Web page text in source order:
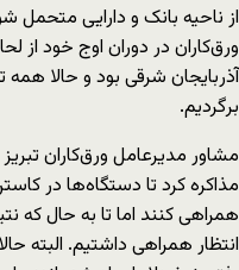
از ناحیه بانک و دارایی
ورق‌کاران در دوران اوج خود از
آذربایجان شرقی بود و حالا همه
برگردیم.
مشاور مدیرعامل ورق‌کاران
مذاکره کرد تا دستگاه‌ها در
همراهی کنند اما تا به حال که
انتظار همراهی داشتیم. البته